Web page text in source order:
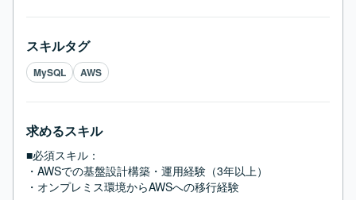
スキルタグ
MySQL AWS
求めるスキル
■必須スキル：
・AWSでの基盤設計構築・運用経験（3年以上）
・オンプレミス環境からAWSへの移行経験